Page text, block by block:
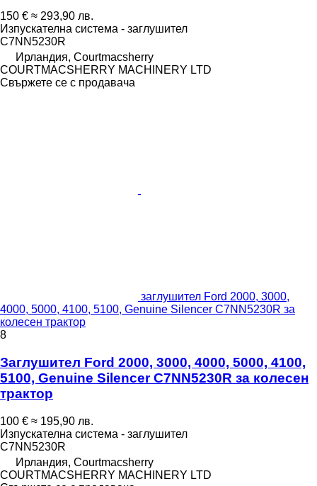
150 € ≈ 293,90 лв.
Изпускателна система - заглушител
C7NN5230R
Ирландия, Courtmacsherry
COURTMACSHERRY MACHINERY LTD
Свържете се с продавача
заглушител Ford 2000, 3000,
4000, 5000, 4100, 5100, Genuine Silencer C7NN5230R за
колесен трактор
8
Заглушител Ford 2000, 3000, 4000, 5000, 4100,
5100, Genuine Silencer C7NN5230R за колесен
трактор
100 € ≈ 195,90 лв.
Изпускателна система - заглушител
C7NN5230R
Ирландия, Courtmacsherry
COURTMACSHERRY MACHINERY LTD